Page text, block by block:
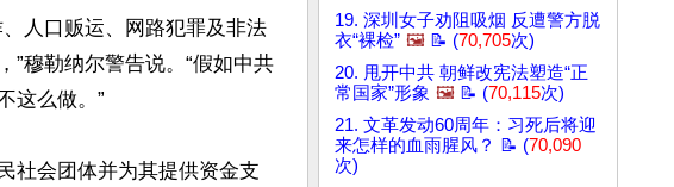
人口贩运、网路犯罪及非法
”穆勒纳尔警告说。“假如中共
这么做。”
社会团体并为其提供资金支
19. 深圳女子劝阻吸烟 反遭警方脱
衣“裸检” 🖼️ 📝 (70,705次)
20. 甩开中共 朝鲜改宪法塑造“正
常国家”形象 🖼️ 📝 (70,115次)
21. 文革发动60周年：习死后将迎
来怎样的血雨腥风？ 📝 (70,090
次)